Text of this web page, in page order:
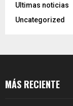
Ultimas noticias
Uncategorized
MÁS RECIENTE